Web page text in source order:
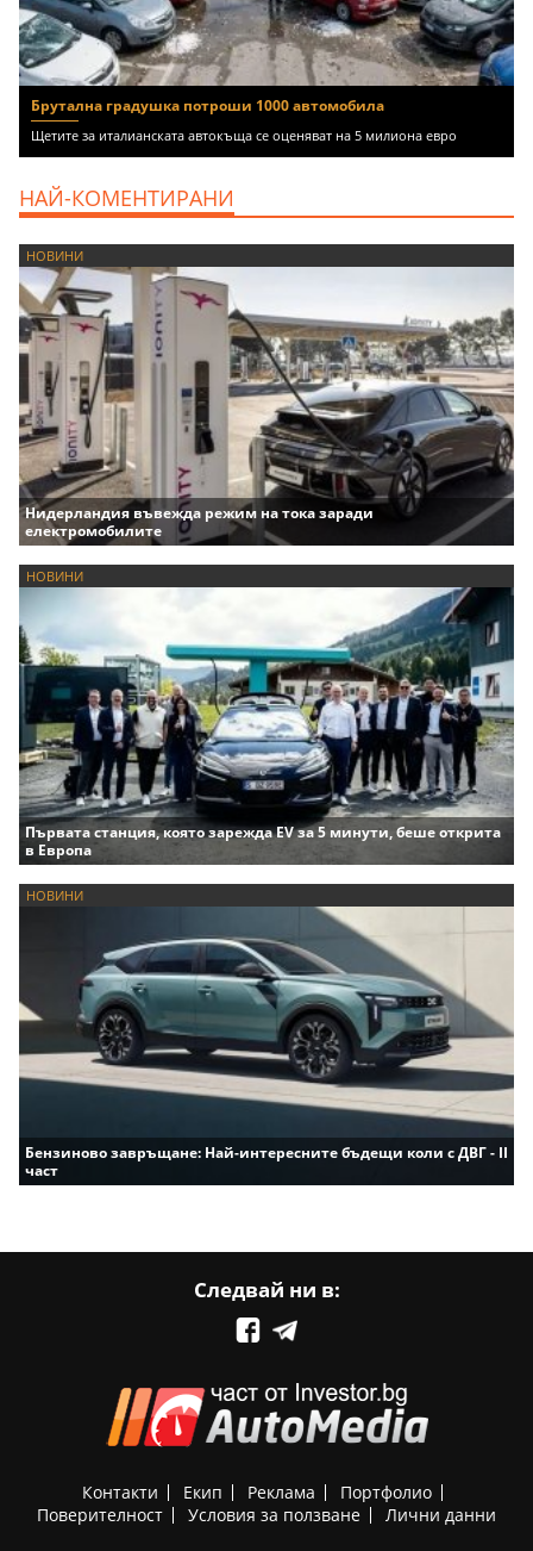
Брутална градушка потроши 1000 автомобила
Щетите за италианската автокъща се оценяват на 5 милиона евро
НАЙ-КОМЕНТИРАНИ
НОВИНИ
Нидерландия въвежда режим на тока заради
електромобилите
НОВИНИ
Първата станция, която зарежда EV за 5 минути, беше открита
в Европа
НОВИНИ
Бензиново завръщане: Най-интересните бъдещи коли с ДВГ - II
част
Следвай ни в:
Контакти Екип Реклама
Портфолио
Поверителност
Условия за ползване Лични данни